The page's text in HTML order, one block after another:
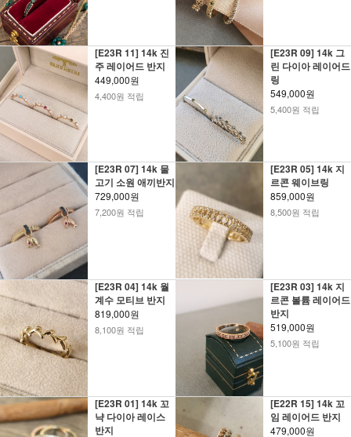
[E23R 11] 14k 진
주 레이어드 반지
449,000원
4,400원 적립
[E23R 09] 14k 그
린 다이아 레이어드
링
549,000원
5,400원 적립
[E23R 07] 14k 물
고기 소원 애끼반지
729,000원
7,200원 적립
[E23R 05] 14k 지
르콘 웨이브링
859,000원
8,500원 적립
[E23R 04] 14k 월
계수 모티브 반지
819,000원
8,100원 적립
[E23R 03] 14k 지
르콘 볼륨 레이어드
반지
519,000원
5,100원 적립
[E23R 01] 14k 꼬
냑 다이아 레이스
반지
[E22R 15] 14k 꼬
임 레이어드 반지
479,000원